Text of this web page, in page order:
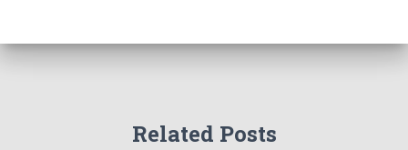
Related Posts